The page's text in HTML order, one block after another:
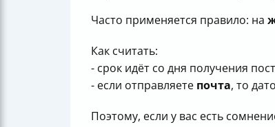
Часто применяется правило: на
Как считать:
- срок идёт со дня получения
- если отправляете почта, то
Поэтому, если у вас есть